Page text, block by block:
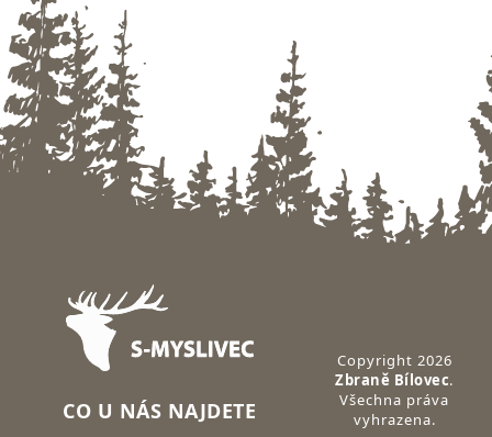
Zápatí
CO U NÁS NAJDETE
Copyright 2026
Zbraně Bílovec.
Všechna práva
vyhrazena.